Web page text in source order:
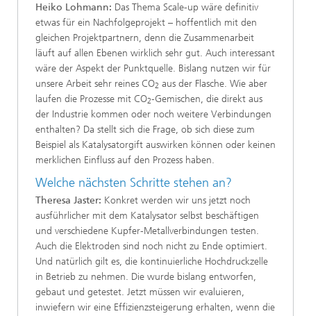
Heiko Lohmann: Das Thema Scale-up wäre definitiv
etwas für ein Nachfolgeprojekt – hoffentlich mit den
gleichen Projektpartnern, denn die Zusammenarbeit
läuft auf allen Ebenen wirklich sehr gut. Auch interessant
wäre der Aspekt der Punktquelle. Bislang nutzen wir für
unsere Arbeit sehr reines CO2 aus der Flasche. Wie aber
laufen die Prozesse mit CO2-Gemischen, die direkt aus
der Industrie kommen oder noch weitere Verbindungen
enthalten? Da stellt sich die Frage, ob sich diese zum
Beispiel als Katalysatorgift auswirken können oder keinen
merklichen Einfluss auf den Prozess haben.
Welche nächsten Schritte stehen an?
Theresa Jaster: Konkret werden wir uns jetzt noch
ausführlicher mit dem Katalysator selbst beschäftigen
und verschiedene Kupfer-Metallverbindungen testen.
Auch die Elektroden sind noch nicht zu Ende optimiert.
Und natürlich gilt es, die kontinuierliche Hochdruckzelle
in Betrieb zu nehmen. Die wurde bislang entworfen,
gebaut und getestet. Jetzt müssen wir evaluieren,
inwiefern wir eine Effizienzsteigerung erhalten, wenn die